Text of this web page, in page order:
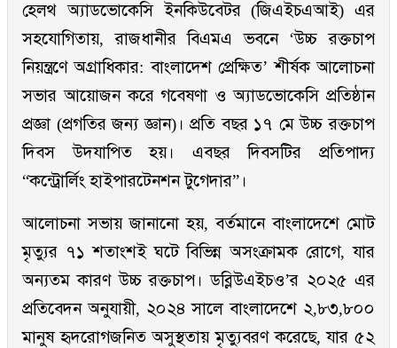
হেলথ অ্যাডভোকেসি ইনকিউবেটর (জিএইচএআই) এর
সহযোগিতায়, রাজধানীর বিএমএ ভবনে ‘উচ্চ রক্তচাপ
নিয়ন্ত্রণে অগ্রাধিকার: বাংলাদেশ প্রেক্ষিত’ শীর্ষক আলোচনা
সভার আয়োজন করে গবেষণা ও অ্যাডভোকেসি প্রতিষ্ঠান
প্রজ্ঞা (প্রগতির জন্য জ্ঞান)। প্রতি বছর ১৭ মে উচ্চ রক্তচাপ
দিবস উদযাপিত হয়। এবছর দিবসটির প্রতিপাদ্য
“কন্ট্রোর্লিং হাইপারটেনশন টুগেদার”।
আলোচনা সভায় জানানো হয়, বর্তমানে বাংলাদেশে মোট
মৃত্যুর ৭১ শতাংশই ঘটে বিভিন্ন অসংক্রামক রোগে, যার
অন্যতম কারণ উচ্চ রক্তচাপ। ডব্লিউএইচও’র ২০২৫ এর
প্রতিবেদন অনুযায়ী, ২০২৪ সালে বাংলাদেশে ২,৮৩,৮০০
মানুষ হৃদরোগজনিত অসুস্থতায় মৃত্যুবরণ করেছে, যার ৫২